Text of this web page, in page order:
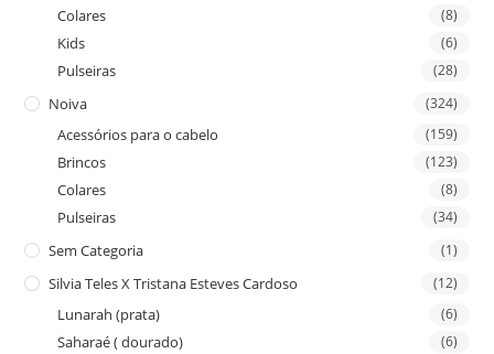
Colares (8)
Kids (6)
Pulseiras (28)
Noiva (324)
Acessórios para o cabelo (159)
Brincos (123)
Colares (8)
Pulseiras (34)
Sem Categoria (1)
Silvia Teles X Tristana Esteves Cardoso (12)
Lunarah (prata) (6)
Saharaé ( dourado) (6)